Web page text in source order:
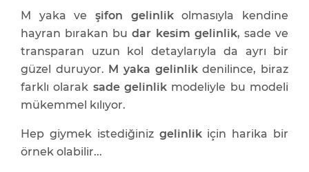
M yaka ve şifon gelinlikolmasıyla kendine
hayran bırakan budar kesim gelinlik, sade ve
transparan uzun kol detaylarıyla da ayrı bir
güzel duruyor. M yaka gelinlikdenilince, biraz
farklı olarak sade gelinlik modeliyle bu modeli
mükemmel kılıyor.
Hep giymek istediğiniz gelinlikiçin harika bir
örnek olabilir...